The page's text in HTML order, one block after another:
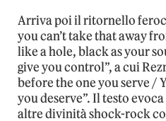
Arriva poi il ritornello
you can’t take that away
like a hole, black as your
give you control”, a cui
before the one you serve /
you deserve”. Il testo
altre divinità shock-rock